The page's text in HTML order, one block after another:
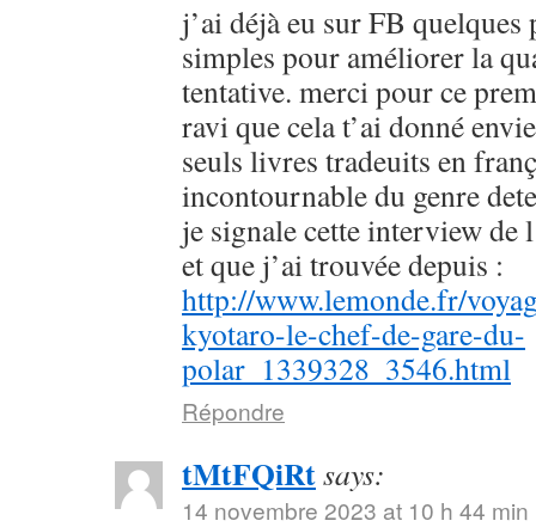
j’ai déjà eu sur FB quelques
simples pour améliorer la
tentative. merci pour ce
ravi que cela t’ai donné
seuls livres tradeuits en
incontournable du genre
je signale cette interview de
et que j’ai trouvée depuis :
http://www.lemonde.fr/
kyotaro-le-chef-de-gare-du-
polar_1339328_3546.html
Répondre
tMtFQiRtsays:
14 novembre 2023 at 10 h 44 min